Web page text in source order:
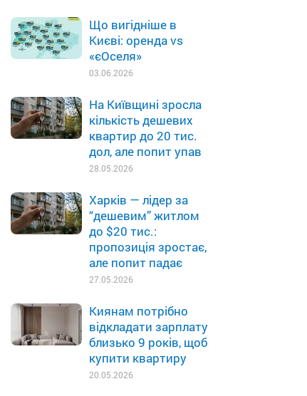
Що вигідніше в
Києві: оренда vs
«єОселя»
03.06.2026
На Київщині зросла
кількість дешевих
квартир до 20 тис.
дол, але попит упав
28.05.2026
Харків — лідер за
“дешевим” житлом
до $20 тис.:
пропозиція зростає,
але попит падає
27.05.2026
Киянам потрібно
відкладати зарплату
близько 9 років, щоб
купити квартиру
20.05.2026